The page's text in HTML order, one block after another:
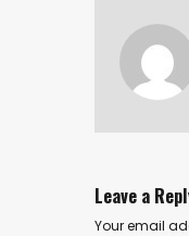
Leave a
Your email